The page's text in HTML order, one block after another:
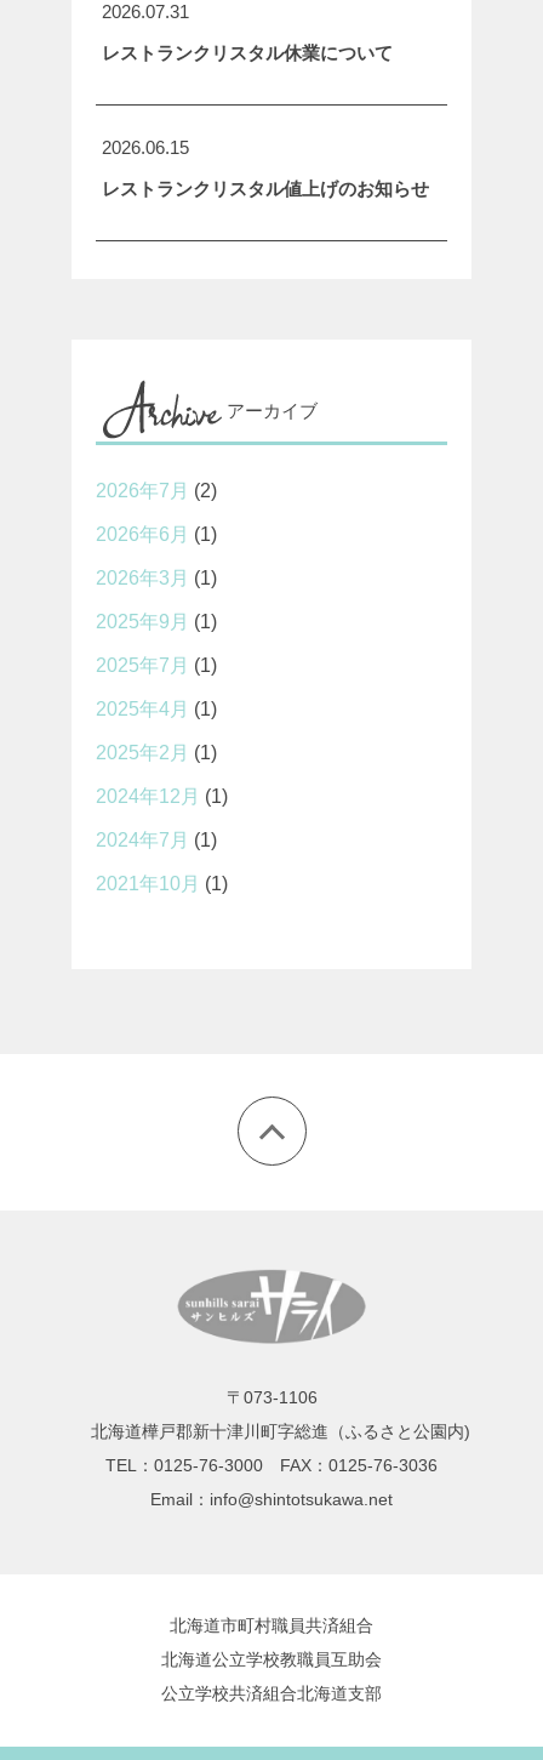
2026.07.31
レストランクリスタル休業について
2026.06.15
レストランクリスタル値上げのお知らせ
アーカイブ
2026年7月 (2)
2026年6月 (1)
2026年3月 (1)
2025年9月 (1)
2025年7月 (1)
2025年4月 (1)
2025年2月 (1)
2024年12月 (1)
2024年7月 (1)
2021年10月 (1)
〒073-1106
北海道樺戸郡新十津川町字総進（ふるさと公園内)
TEL：0125-76-3000 FAX：0125-76-3036
Email：info@shintotsukawa.net
北海道市町村職員共済組合
北海道公立学校教職員互助会
公立学校共済組合北海道支部